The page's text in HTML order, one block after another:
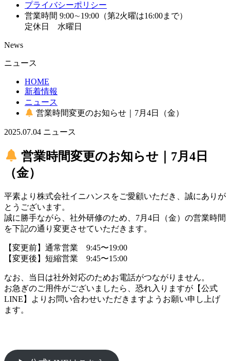
プライバシーポリシー
営業時間 9:00∼19:00（第2火曜は16:00まで）
定休日 水曜日
News
ニュース
HOME
新着情報
ニュース
営業時間変更のお知らせ｜7月4日（金）
2025.07.04 ニュース
営業時間変更のお知らせ｜7月4日
（金）
平素より株式会社イニハンスをご愛顧いただき、誠にありが
とうございます。
誠に勝手ながら、社外研修のため、7月4日（金）の営業時間
を下記の通り変更させていただきます。
【変更前】通常営業 9:45〜19:00
【変更後】短縮営業 9:45〜15:00
なお、当日は社外対応のためお電話がつながりません。
お急ぎのご用件がございましたら、恐れ入りますが【公式
LINE】よりお問い合わせいただきますようお願い申し上げ
ます。